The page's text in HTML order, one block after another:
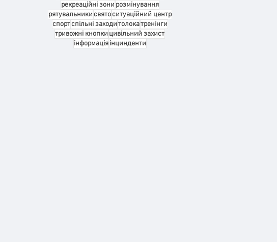
рекреаційні зони розмінування
рятувальникисвятоситуаційний центр
спортспільні заходитолокатренінги
тривожні кнопки цивільний захист
інформація інцинденти